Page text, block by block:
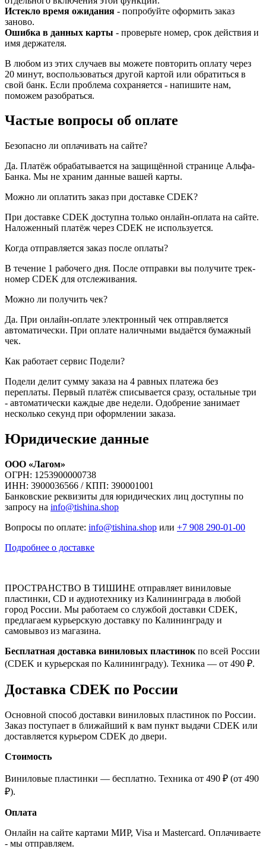
Истекло время ожидания - попробуйте оформить заказ
заново.
Ошибка в данных карты - проверьте номер, срок действия и
имя держателя.
В любом из этих случаев вы можете повторить оплату через
20 минут, воспользоваться другой картой или обратиться в
свой банк. Если проблема сохраняется - напишите нам,
поможем разобраться.
Частые вопросы об оплате
Безопасно ли оплачивать на сайте?
Да. Платёж обрабатывается на защищённой странице Альфа-
Банка. Мы не храним данные вашей карты.
Можно ли оплатить заказ при доставке CDEK?
При доставке CDEK доступна только онлайн-оплата на сайте.
Наложенный платёж через CDEK не используется.
Когда отправляется заказ после оплаты?
В течение 1 рабочего дня. После отправки вы получите трек-
номер CDEK для отслеживания.
Можно ли получить чек?
Да. При онлайн-оплате электронный чек отправляется
автоматически. При оплате наличными выдаётся бумажный
чек.
Как работает сервис Подели?
Подели делит сумму заказа на 4 равных платежа без
переплаты. Первый платёж списывается сразу, остальные три
- автоматически каждые две недели. Одобрение занимает
несколько секунд при оформлении заказа.
Юридические данные
ООО «Лагом»
ОГРН: 1253900000738
ИНН: 3900036566 / КПП: 390001001
Банковские реквизиты для юридических лиц доступны по
запросу на info@tishina.shop
Вопросы по оплате: info@tishina.shop или +7 908 290-01-00
Подробнее о доставке
ПРОСТРАНСТВО В ТИШИНЕ отправляет виниловые
пластинки, CD и аудиотехнику из Калининграда в любой
город России. Мы работаем со службой доставки CDEK,
предлагаем курьерскую доставку по Калининграду и
самовывоз из магазина.
Бесплатная доставка виниловых пластинок по всей России
(CDEK и курьерская по Калининграду). Техника — от 490 ₽.
Доставка CDEK по России
Основной способ доставки виниловых пластинок по России.
Заказ поступает в ближайший к вам пункт выдачи CDEK или
доставляется курьером CDEK до двери.
Стоимость
Виниловые пластинки — бесплатно. Техника от 490 ₽ (от 490
₽).
Оплата
Онлайн на сайте картами МИР, Visa и Mastercard. Оплачиваете
- мы отправляем.